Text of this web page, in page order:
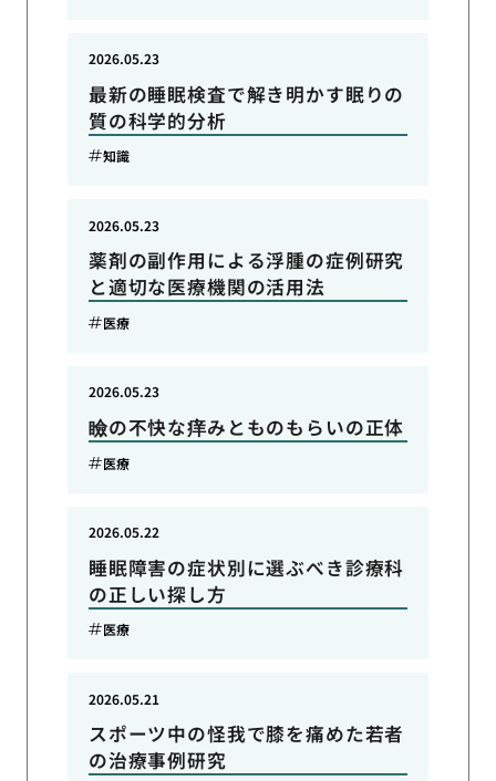
最新の睡眠検査で解き明かす眠りの
質の科学的分析
2026.05.23
知識
薬剤の副作用による浮腫の症例研究
と適切な医療機関の活用法
2026.05.23
医療
瞼の不快な痒みとものもらいの正体
2026.05.23
医療
睡眠障害の症状別に選ぶべき診療科
の正しい探し方
2026.05.22
医療
スポーツ中の怪我で膝を痛めた若者
の治療事例研究
2026.05.21